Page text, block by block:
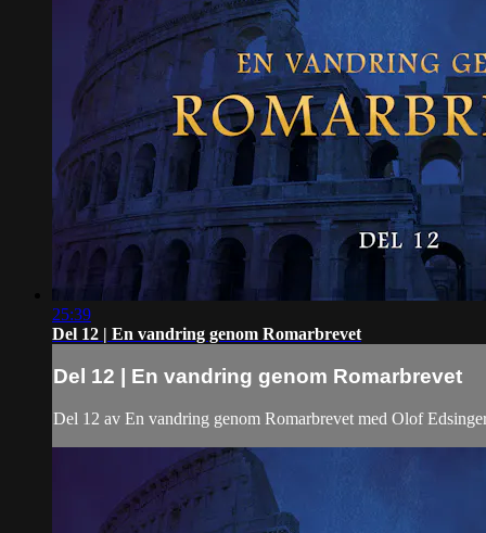
25:39
Del 12 | En vandring genom Romarbrevet
Del 12 | En vandring genom Romarbrevet
Del 12 av En vandring genom Romarbrevet med Olof